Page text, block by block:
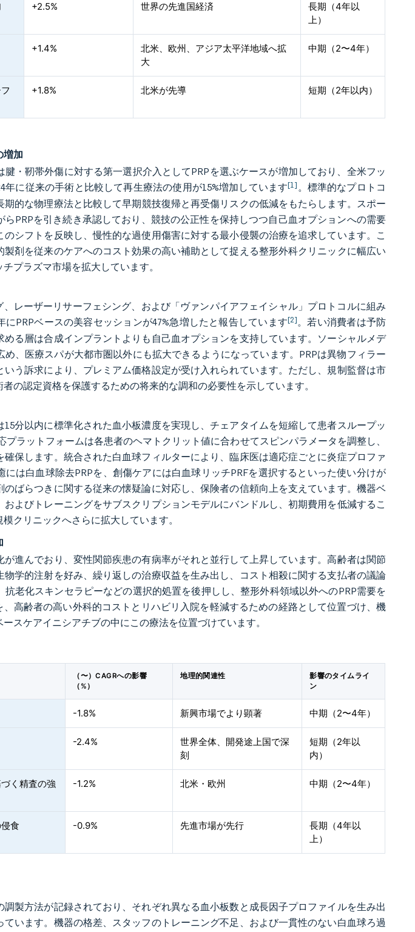
+2.5% 世界の先進国経済
長期（4年以
上）
+1.4%
北米、欧州、アジア太平洋地域へ拡
大
中期（2〜4年）
+1.8% 北米が先導 短期（2年以内）
増加
・靭帯外傷に対する第一選択介入としてPRPを選ぶケースが増加しており、全米フッ
年に従来の手術と比較して再生療法の使用が15%増加しています[1]。標準的なプロトコ
的な物理療法と比較して早期競技復帰と再受傷リスクの低減をもたらします。スポー
PRPを引き続き承認しており、競技の公正性を保持しつつ自己血オプションへの需要
シフトを反映し、慢性的な過使用傷害に対する最小侵襲の治療を追求しています。こ
剤を従来のケアへのコスト効果の高い補助として捉える整形外科クリニックに幅広い
プラズマ市場を拡大しています。
レーザーリサーフェシング、および「ヴァンパイアフェイシャル」プロトコルに組み
PRPベースの美容セッションが47%急増したと報告しています[2]。若い消費者は予防
る層は合成インプラントよりも自己血オプションを支持しています。ソーシャルメデ
、医療スパが大都市圏以外にも拡大できるようになっています。PRPは異物フィラー
う訴求により、プレミアム価格設定が受け入れられています。ただし、規制監督は市
の認定資格を保護するための将来的な調和の必要性を示しています。
分以内に標準化された血小板濃度を実現し、チェアタイムを短縮して患者スループッ
プラットフォームは各患者のヘマトクリット値に合わせてスピンパラメータを調整し、
保します。統合された白血球フィルターにより、臨床医は適応症ごとに炎症プロファ
は白血球除去PRPを、創傷ケアには白血球リッチPRFを選択するといった使い分けが
ばらつきに関する従来の懐疑論に対応し、保険者の信頼向上を支えています。機器ベ
よびトレーニングをサブスクリプションモデルにバンドルし、初期費用を低減するこ
クリニックへさらに拡大しています。
進んでおり、変性関節疾患の有病率がそれと並行して上昇しています。高齢者は関節
学的注射を好み、繰り返しの治療収益を生み出し、コスト相殺に関する支払者の議論
老化スキンセラピーなどの選択的処置を後押しし、整形外科領域以外へのPRP需要を
高齢者の高い外科的コストとリハビリ入院を軽減するための経路として位置づけ、機
スケアイニシアチブの中にこの療法を位置づけています。
（〜）CAGRへの影響
（%）
地理的関連性
影響のタイムライ
ン
-1.8% 新興市場でより顕著 中期（2〜4年）
-2.4%
世界全体、開発途上国で深
刻
短期（2年以
内）
く精査の強
-1.2% 北米・欧州 中期（2〜4年）
食 -0.9% 先進市場が先行
長期（4年以
上）
製方法が記録されており、それぞれ異なる血小板数と成長因子プロファイルを生み出
います。機器の格差、スタッフのトレーニング不足、および一貫性のない白血球ろ過